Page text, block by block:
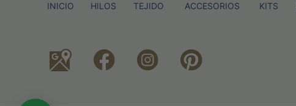
INICIO HILOS TEJIDO ACCESORIOS KITS